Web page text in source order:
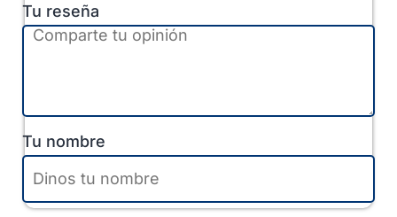
Tu reseña
Tu nombre